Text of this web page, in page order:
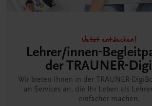
Jetzt entdecken!
Lehrer/innen-
der TRAUNER-
Wir bieten Ihnen in der TRAUNER-
an Services an, die Ihr Leben als
einfacher machen.